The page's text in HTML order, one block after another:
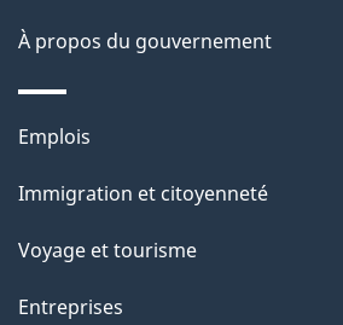
g
e
À propos du gouvernement
Thèmes
sujets
Emplois
Immigration et citoyenneté
Voyage et tourisme
Entreprises